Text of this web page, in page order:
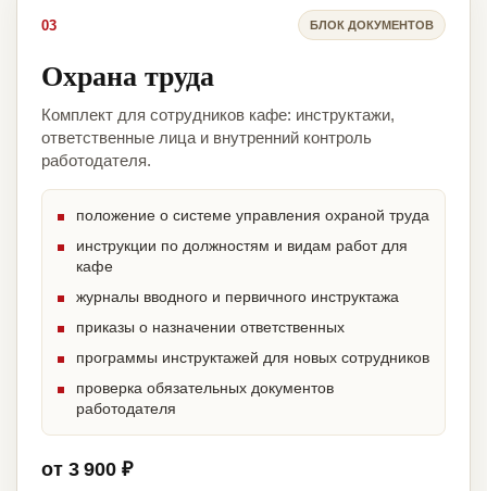
03 БЛОК ДОКУМЕНТОВ
Охрана труда
Комплект для сотрудников кафе: инструктажи,
ответственные лица и внутренний контроль
работодателя.
положение о системе управления охраной труда
инструкции по должностям и видам работ для
кафе
журналы вводного и первичного инструктажа
приказы о назначении ответственных
программы инструктажей для новых сотрудников
проверка обязательных документов
работодателя
от 3 900 ₽